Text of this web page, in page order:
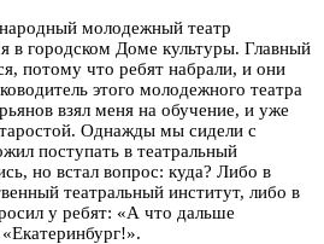
молодежный театр
в городском Доме культуры. Главный
потому что ребят набрали, и они
этого молодежного театра
взял меня на обучение, и уже
Однажды мы сидели с
поступать в театральный
но встал вопрос: куда? Либо в
театральный институт, либо в
у ребят: «А что дальше